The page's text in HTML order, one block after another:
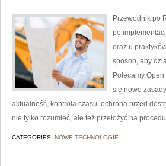
Przewodnik po
po
oraz u
sposób, aby
Polecamy
się nowe
aktualność, kontrola czasu, ochrona przed
nie tylko rozumieć, ale też przełożyć na
CATEGORIES: NOWE TECHNOLOGIE